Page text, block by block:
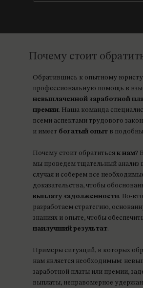
Почему стоит
Обратившись к опытному
профессиональную помощь в
невыплаченной заработной
премии. Наша команда
всеми аспектами трудового
и имеет богатый опыт в
Почему стоит обратиться к нам?
мы проведем тщательный анализ
случая и соберем все
доказательства, чтобы
выплату задолженности. Во-
разработаем стратегию,
знаниях и опыте, чтобы
наилучший результат.
Примеры ситуаций, в которых
нам является необходимым:
заработной платы или премии,
выплаты, неправомерное